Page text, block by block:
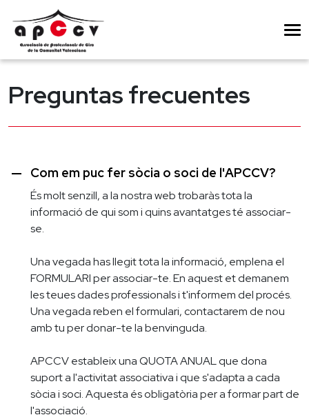
Preguntas frecuentes
remove Com em puc fer sòcia o soci de l'APCCV?
És molt senzill, a la nostra web trobaràs tota la
informació de qui som i quins avantatges té associar-
se.
Una vegada has llegit tota la informació, emplena el
FORMULARI per associar-te. En aquest et demanem
les teues dades professionals i t'informem del procés.
Una vegada reben el formulari, contactarem de nou
amb tu per donar-te la benvinguda.
APCCV estableix una QUOTA ANUAL que dona
suport a l'activitat associativa i que s'adapta a cada
sòcia i soci. Aquesta és obligatòria per a formar part de
l'associació.